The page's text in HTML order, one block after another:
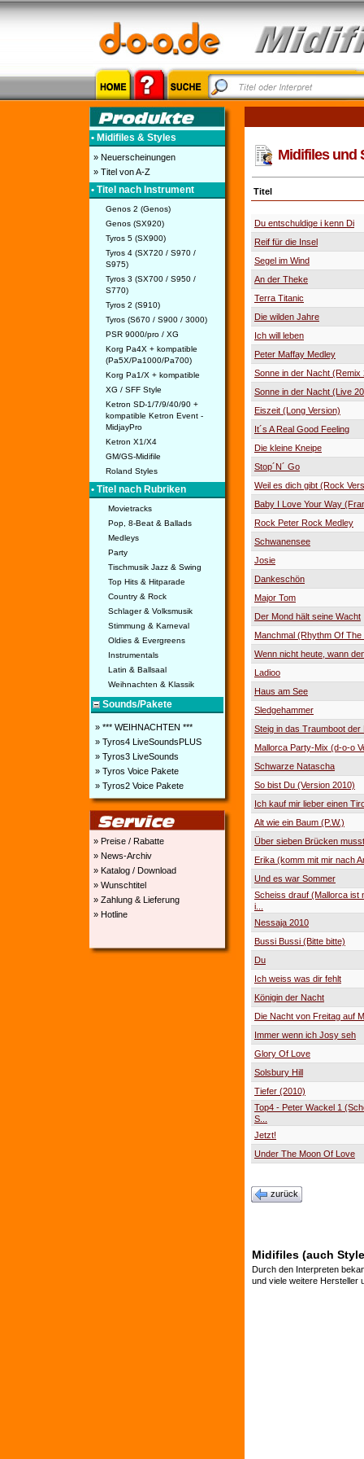
• Midifiles & Styles
» Neuerscheinungen
» Titel von A-Z
• Titel nach Instrument
Genos 2 (Genos)
Genos (SX920)
Tyros 5 (SX900)
Tyros 4 (SX720 / S970 /
S975)
Tyros 3 (SX700 / S950 /
S770)
Tyros 2 (S910)
Tyros (S670 / S900 / 3000)
PSR 9000/pro / XG
Korg Pa4X + kompatible
(Pa5X/Pa1000/Pa700)
Korg Pa1/X + kompatible
XG / SFF Style
Ketron SD-1/7/9/40/90 +
kompatible Ketron Event -
MidjayPro
Ketron X1/X4
GM/GS-Midifile
Roland Styles
• Titel nach Rubriken
Movietracks
Pop, 8-Beat & Ballads
Medleys
Party
Tischmusik Jazz & Swing
Top Hits & Hitparade
Country & Rock
Schlager & Volksmusik
Stimmung & Karneval
Oldies & Evergreens
Instrumentals
Latin & Ballsaal
Weihnachten & Klassik
Sounds/Pakete
» *** WEIHNACHTEN ***
» Tyros4 LiveSoundsPLUS
» Tyros3 LiveSounds
» Tyros Voice Pakete
» Tyros2 Voice Pakete
» Preise / Rabatte
» News-Archiv
» Katalog / Download
» Wunschtitel
» Zahlung & Lieferung
» Hotline
Midifiles und
Titel
Du entschuldige i kenn Di
Reif für die Insel
Segel im Wind
An der Theke
Terra Titanic
Die wilden Jahre
Ich will leben
Peter Maffay Medley
Sonne in der Nacht (Remix
Sonne in der Nacht (Live
Eiszeit (Long Version)
It´s A Real Good Feeling
Die kleine Kneipe
Stop´N´ Go
Weil es dich gibt (Rock
Baby I Love Your Way
Rock Peter Rock Medley
Schwanensee
Josie
Dankeschön
Major Tom
Der Mond hält seine Wacht
Manchmal (Rhythm Of The
Wenn nicht heute, wann
Ladioo
Haus am See
Sledgehammer
Steig in das Traumboot der
Mallorca Party-Mix (d-o-o
Schwarze Natascha
So bist Du (Version 2010)
Ich kauf mir lieber einen
Alt wie ein Baum (P.W.)
Über sieben Brücken
Erika (komm mit mir nach
Und es war Sommer
Scheiss drauf (Mallorca ist
i...
Nessaja 2010
Bussi Bussi (Bitte bitte)
Du
Ich weiss was dir fehlt
Königin der Nacht
Die Nacht von Freitag auf
Immer wenn ich Josy seh
Glory Of Love
Solsbury Hill
Tiefer (2010)
Top4 - Peter Wackel 1
S...
Jetzt!
Under The Moon Of Love
zurück
Midifiles (auch
Durch den Interpreten
und viele weitere Hersteller